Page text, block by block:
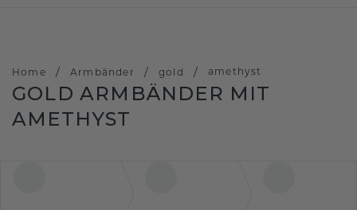
Home / Armbänder / gold / amethyst
GOLD ARMBÄNDER MIT
AMETHYST